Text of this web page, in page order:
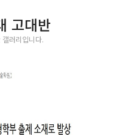
고대반
러리입니다.